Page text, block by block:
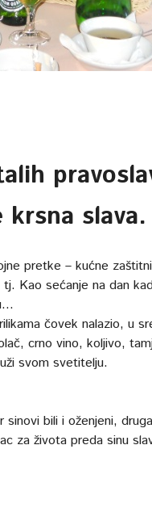
krsna slava.
pretke – kućne
Kao sećanje na dan
čovek nalazio, u
crno vino, koljivo,
svom svetitelju.
sinovi bili i oženjeni,
za života preda sinu